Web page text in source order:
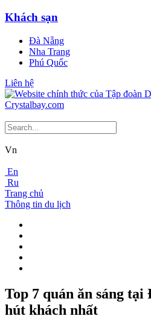
Khách sạn
Đà Nẵng
Nha Trang
Phú Quốc
Liên hệ
Vn
En
Ru
Trang chủ
Thông tin du lịch
Top 7 quán ăn sáng
hút khách nhất